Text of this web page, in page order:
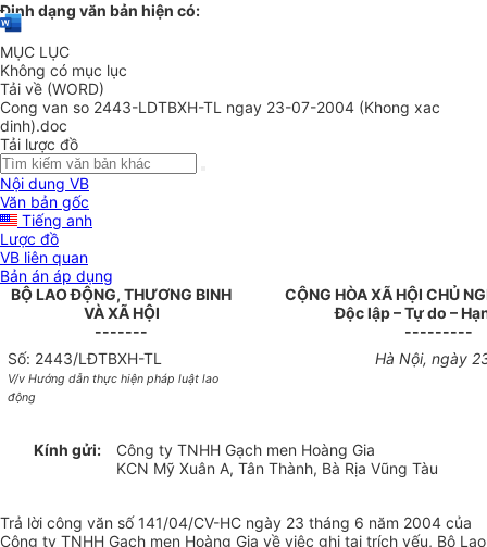
Định dạng văn bản hiện có:
MỤC LỤC
Không có mục lục
Tải về (WORD)
Cong van so 2443-LDTBXH-TL ngay 23-07-2004 (Khong xac
dinh).doc
Tải lược đồ
Nội dung VB
Văn bản gốc
Tiếng anh
Lược đồ
VB liên quan
Bản án áp dụng
BỘ LAO ĐỘNG, THƯƠNG BINH
VÀ XÃ HỘI
-------
CỘNG HÒA XÃ HỘI CHỦ
Độc lập – Tự do –
---------
Số: 2443/LĐTBXH-TL
V/v Hướng dẫn thực hiện pháp luật lao
động
Hà Nội, ngày
Kính gửi:
Công ty TNHH Gạch men Hoàng Gia
KCN Mỹ Xuân A, Tân Thành, Bà Rịa Vũng Tàu
Trả lời công văn số 141/04/CV-HC ngày 23 tháng 6 năm 2004 của
Công ty TNHH Gạch men Hoàng Gia về việc ghi tại trích yếu, Bộ Lao